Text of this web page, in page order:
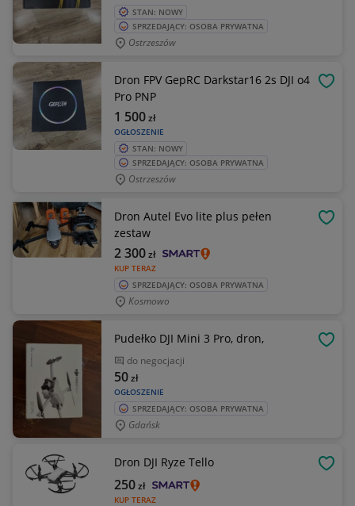
STAN: NOWY
SPRZEDAJĄCY: OSOBA PRYWATNA
Ostrzeszów
Dron FPV GepRC Darkstar16 2s DJI o4
Pro PNP
OGŁOSZENIE
1 500zł
STAN: NOWY
SPRZEDAJĄCY: OSOBA PRYWATNA
Ostrzeszów
Dron Autel Evo lite plus pełen
zestaw
KUP TERAZ
2 300zł
SPRZEDAJĄCY: OSOBA PRYWATNA
Kosmowo
Pudełko DJI Mini 3 Pro, dron,
do negocjacji
OGŁOSZENIE
50zł
SPRZEDAJĄCY: OSOBA PRYWATNA
Gdańsk
Dron DJI Ryze Tello
KUP TERAZ
250zł